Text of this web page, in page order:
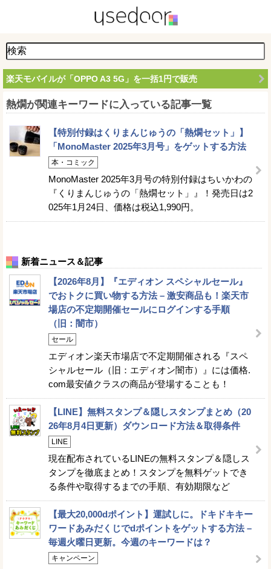
楽天モバイルが「OPPO A3 5G」を一括1円で販売
熱燗が関連キーワードに入っている記事一覧
【特別付録はくりまんじゅうの「熱燗セット」】
「MonoMaster 2025年3月号」をゲットする方法
本・コミック
MonoMaster 2025年3月号の特別付録はちいかわの
『くりまんじゅうの「熱燗セット」』！発売日は2
025年1月24日、価格は税込1,990円。
新着ニュース＆記事
【2026年8月】『エディオン スペシャルセール』
でおトクに買い物する方法 – 激安商品も！楽天市
場店の不定期開催セールにログインする手順
（旧：闇市）
セール
エディオン楽天市場店で不定期開催される『スペ
シャルセール（旧：エディオン闇市）』には価格.
com最安値クラスの商品が登場することも！
【LINE】無料スタンプ＆隠しスタンプまとめ（20
26年8月4日更新）ダウンロード方法＆取得条件
LINE
現在配布されているLINEの無料スタンプ＆隠しス
タンプを徹底まとめ！スタンプを無料ゲットでき
る条件や取得するまでの手順、有効期限など
【最大20,000dポイント】運試しに。ドキドキキー
ワードあみだくじでdポイントをゲットする方法 –
毎週火曜日更新。今週のキーワードは？
キャンペーン